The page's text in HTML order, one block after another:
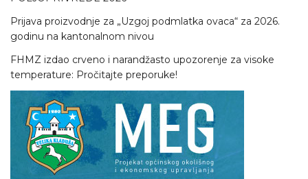
Prijava proizvodnje za „Uzgoj podmlatka ovaca“ za 2026.
godinu na kantonalnom nivou
FHMZ izdao crveno i narandžasto upozorenje za visoke
temperature: Pročitajte preporuke!